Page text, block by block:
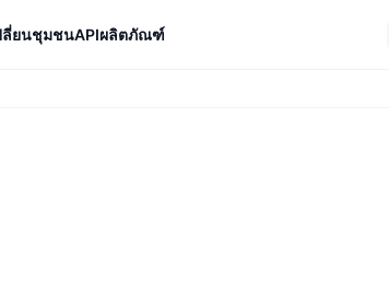
ลี่ยนชุมชนAPIผลิตภัณฑ์